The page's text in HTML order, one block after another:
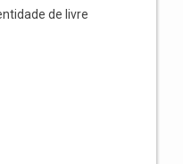
de livre